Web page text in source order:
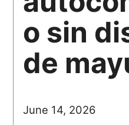
o sin
de
June 14, 2026